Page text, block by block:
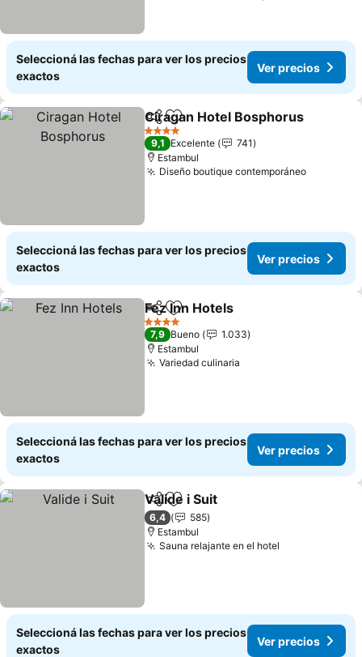
Seleccioná las fechas para ver los precios
exactos
Ver precios
CompartirAñadir a favoritos
Ciragan Hotel Bosphorus
4 Estrellas
9,1 Excelente
741
Estambul
Diseño boutique contemporáneo
Seleccioná las fechas para ver los precios
exactos
Ver precios
CompartirAñadir a favoritos
Fez Inn Hotels
4 Estrellas
7,9 Bueno
1.033
Estambul
Variedad culinaria
Seleccioná las fechas para ver los precios
exactos
Ver precios
CompartirAñadir a favoritos
Valide i Suit
6,4
585
Estambul
Sauna relajante en el hotel
Seleccioná las fechas para ver los precios
exactos
Ver precios